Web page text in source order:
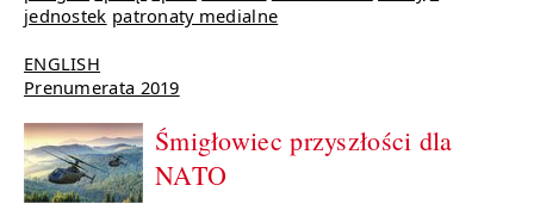
jednostek patronaty medialne
ENGLISH
Prenumerata 2019
Śmigłowiec przyszłości dla
NATO